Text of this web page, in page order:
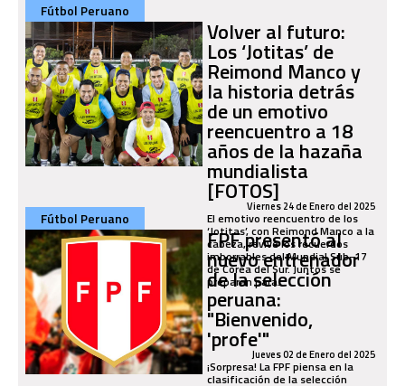
Fútbol Peruano
Volver al futuro:
Los ‘Jotitas’ de
Reimond Manco y
la historia detrás
de un emotivo
reencuentro a 18
años de la hazaña
mundialista
[FOTOS]Viernes 24 de Enero del 2025
El emotivo reencuentro de los
‘Jotitas’, con Reimond Manco a la
cabeza, revive los recuerdos
imborrables del Mundial Sub-17
de Corea del Sur. Juntos se
preparan para...
Fútbol Peruano
FPF presentó al
nuevo entrenador
de la selección
peruana:
"Bienvenido,
'profe'"Jueves 02 de Enero del 2025
¡Sorpresa! La FPF piensa en la
clasificación de la selección